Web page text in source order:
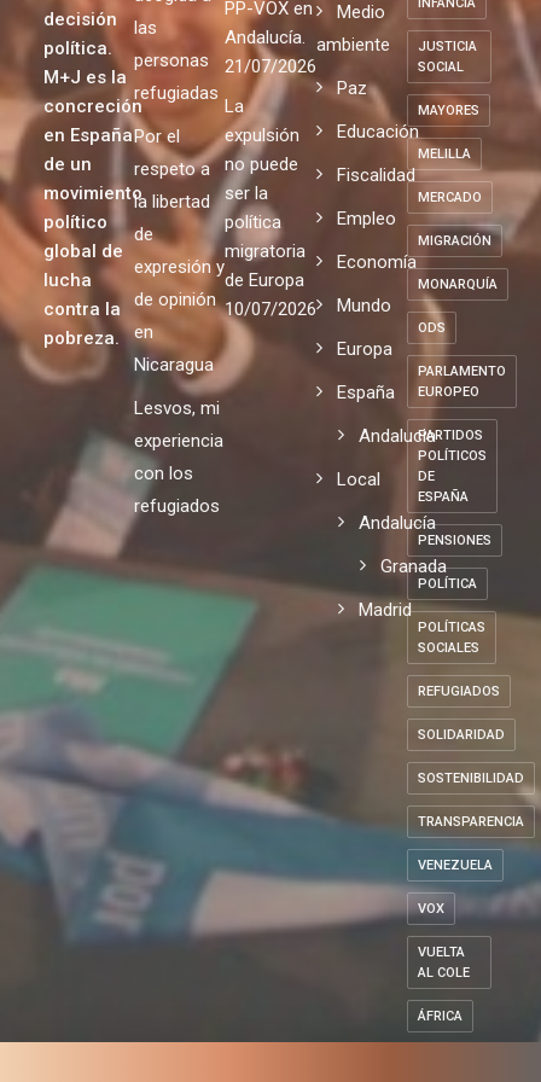
decisión
política.
M+J es la
concreción
en España
de un
movimiento
político
global de
lucha
contra la
pobreza.
las
personas
refugiadas
Por el
respeto a
la libertad
de
expresión y
de opinión
en
Nicaragua
Lesvos, mi
experiencia
con los
refugiados
PP-VOX en
Andalucía.
21/07/2026
La
expulsión
no puede
ser la
política
migratoria
de Europa
10/07/2026
Medio
ambiente
Paz
Educación
Fiscalidad
Empleo
Economía
Mundo
Europa
España
Andalucia
Local
Andalucía
Granada
Madrid
JUSTICIA
SOCIAL
MAYORES
MELILLA
MERCADO
MIGRACIÓN
MONARQUÍA
ODS
PARLAMENTO
EUROPEO
PARTIDOS
POLÍTICOS
DE
ESPAÑA
PENSIONES
POLÍTICA
POLÍTICAS
SOCIALES
REFUGIADOS
SOLIDARIDAD
SOSTENIBILIDAD
TRANSPARENCIA
VENEZUELA
VOX
VUELTA
AL COLE
ÁFRICA